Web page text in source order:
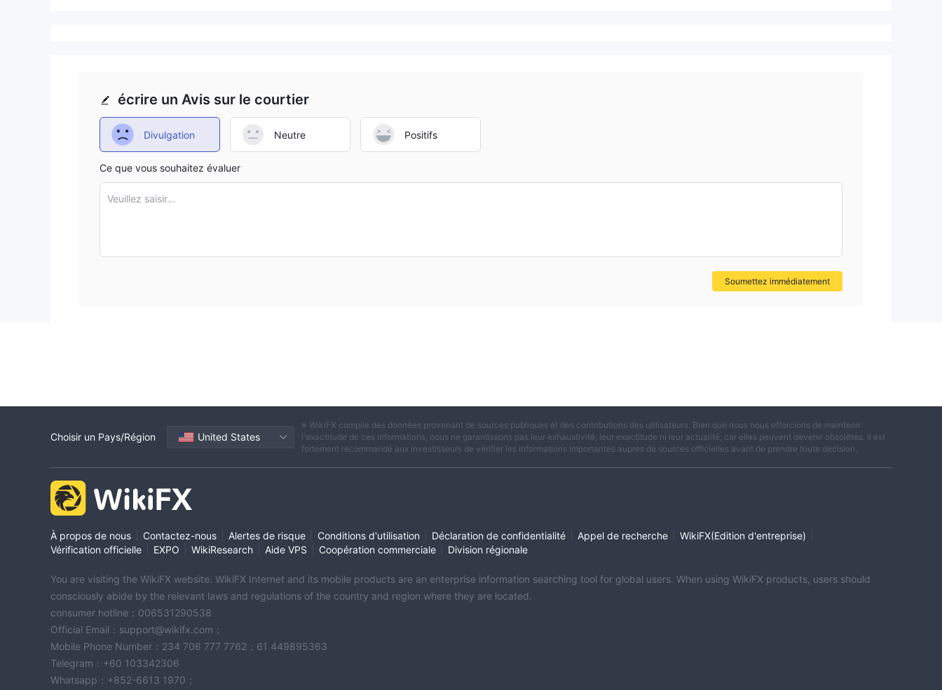
écrire un Avis sur le courtier
Divulgation Neutre Positifs
Ce que vous souhaitez évaluer
Veuillez saisir...
Soumettez immédiatement
Choisir un Pays/Région United States
※ WikiFX compile des données provenant de sources publiques et des contributions des utilisateurs. Bien que nous nous efforcions de maintenir
l'exactitude de ces informations, nous ne garantissons pas leur exhaustivité, leur exactitude ni leur actualité, car elles peuvent devenir obsolètes. Il est
fortement recommandé aux investisseurs de vérifier les informations importantes auprès de sources officielles avant de prendre toute décision.
À propos de nous Contactez-nous Alertes de risque Conditions d'utilisation Déclaration de confidentialité Appel de recherche WikiFX(Edition d'entreprise)
Vérification officielle
EXPO WikiResearch Aide VPS Coopération commerciale Division régionale
You are visiting the WikiFX website. WikiFX Internet and its mobile products are an enterprise information searching tool for global users. When using WikiFX products, users should
consciously abide by the relevant laws and regulations of the country and region where they are located.
consumer hotline：006531290538
Official Email：support@wikifx.com；
Mobile Phone Number：234 706 777 7762；61 449895363
Telegram：+60 103342306
Whatsapp：+852-6613 1970；